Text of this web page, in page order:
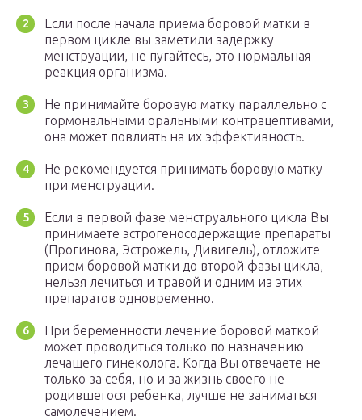
Если после начала приема боровой матки в
первом цикле вы заметили задержку
менструации, не пугайтесь, это нормальная
реакция организма.
Не принимайте боровую матку параллельно с
гормональными оральными контрацептивами,
она может повлиять на их эффективность.
Не рекомендуется принимать боровую матку
при менструации.
Если в первой фазе менструального цикла Вы
принимаете эстрогеносодержащие препараты
(Прогинова, Эстрожель, Дивигель), отложите
прием боровой матки до второй фазы цикла,
нельзя лечиться и травой и одним из этих
препаратов одновременно.
При беременности лечение боровой маткой
может проводиться только по назначению
лечащего гинеколога. Когда Вы отвечаете не
только за себя, но и за жизнь своего не
родившегося ребенка, лучше не заниматься
самолечением.